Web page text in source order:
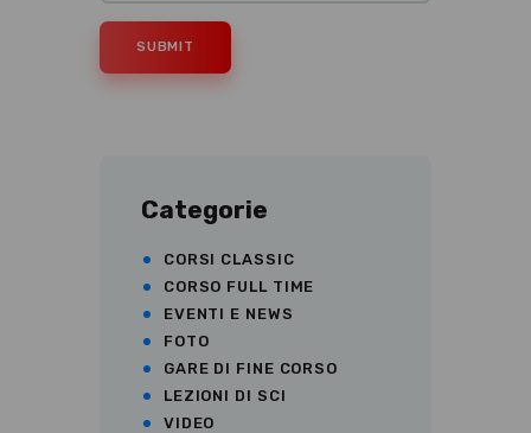
Categorie
CORSI CLASSIC
CORSO FULL TIME
EVENTI E NEWS
FOTO
GARE DI FINE CORSO
LEZIONI DI SCI
VIDEO